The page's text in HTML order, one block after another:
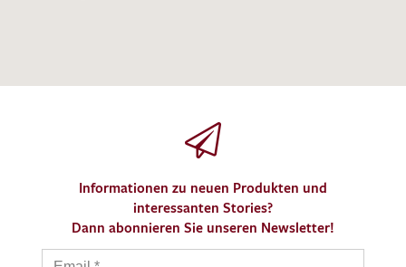
Informationen zu neuen Produkten und
interessanten Stories?
Dann abonnieren Sie unseren Newsletter!